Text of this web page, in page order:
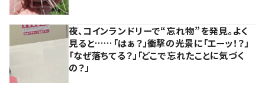
夜、コインランドリーで“忘れ物”を発見。よく
見ると……「はぁ？」衝撃の光景に「エーッ！？」
「なぜ落ちてる？」「どこで忘れたことに気づく
の？」